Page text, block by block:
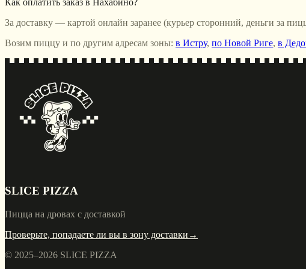
За доставку — картой онлайн заранее (курьер сторонний, деньги за
Возим пиццу и по другим адресам зоны: в Истру, по Новой Риге, в
SLICE PIZZA
Пицца на дровах с доставкой
Проверьте, попадаете ли вы в зону доставки →
© 2025–2026 SLICE PIZZA